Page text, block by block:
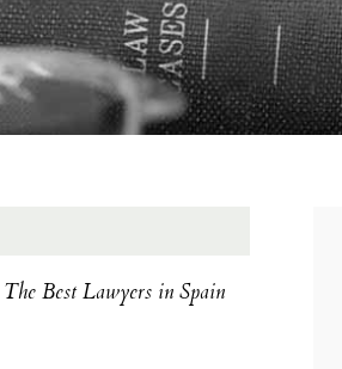
Best Lawyers in Spain